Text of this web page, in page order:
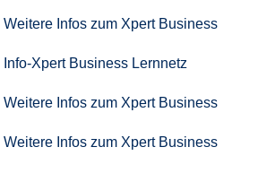
Weitere Infos zum Xpert Business
Info-Xpert Business Lernnetz
Weitere Infos zum Xpert Business
Weitere Infos zum Xpert Business